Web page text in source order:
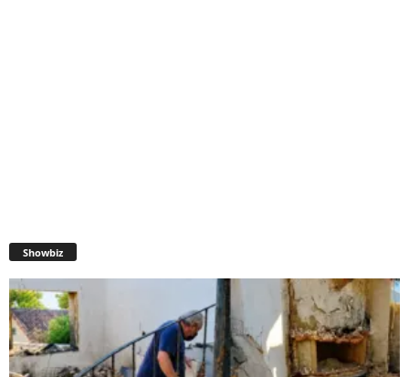
Showbiz